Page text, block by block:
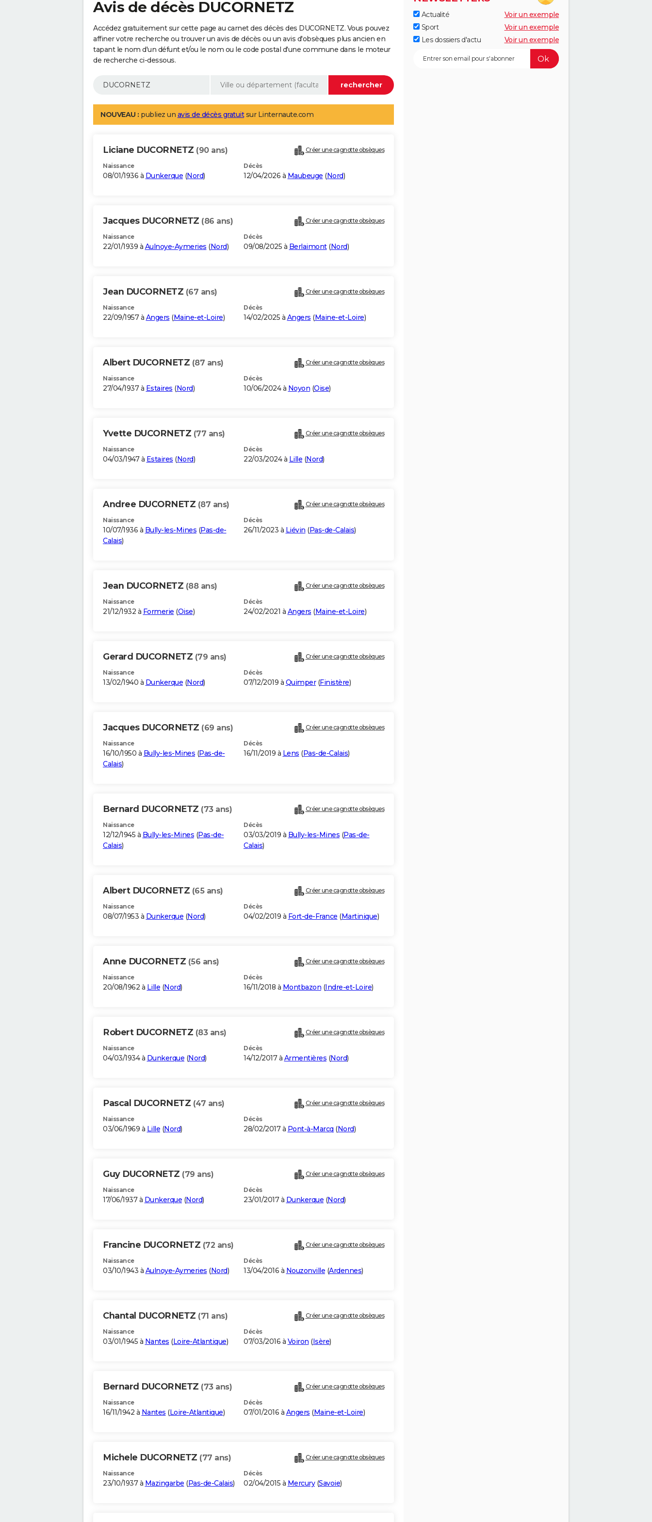
Avis de décès DUCORNETZ
Accédez gratuitement sur cette page au carnet des décès des DUCORNETZ. Vous pouvez
affiner votre recherche ou trouver un avis de décès ou un avis d'obsèques plus ancien en
tapant le nom d'un défunt et/ou le nom ou le code postal d'une commune dans le moteur
de recherche ci-dessous.
NOUVEAU : publiez un avis de décès gratuitsur Linternaute.com
Liciane DUCORNETZ (90 ans) Créer une cagnotte obsèques
Naissance
08/01/1936 à Dunkerque (Nord)
Décès
12/04/2026 à Maubeuge (Nord)
Jacques DUCORNETZ (86 ans) Créer une cagnotte obsèques
Naissance
22/01/1939 à Aulnoye-Aymeries (Nord)
Décès
09/08/2025 à Berlaimont(Nord)
Jean DUCORNETZ (67 ans) Créer une cagnotte obsèques
Naissance
22/09/1957 à Angers (Maine-et-Loire)
Décès
14/02/2025 à Angers (Maine-et-Loire)
Albert DUCORNETZ (87 ans) Créer une cagnotte obsèques
Naissance
27/04/1937 à Estaires (Nord)
Décès
10/06/2024 à Noyon (Oise)
Yvette DUCORNETZ (77 ans) Créer une cagnotte obsèques
Naissance
04/03/1947 à Estaires (Nord)
Décès
22/03/2024 à Lille (Nord)
Andree DUCORNETZ (87 ans) Créer une cagnotte obsèques
Naissance
10/07/1936 à Bully-les-Mines (Pas-de-
Calais)
Décès
26/11/2023 à Liévin (Pas-de-Calais)
Jean DUCORNETZ (88 ans) Créer une cagnotte obsèques
Naissance
21/12/1932 à Formerie (Oise)
Décès
24/02/2021 à Angers (Maine-et-Loire)
Gerard DUCORNETZ (79 ans) Créer une cagnotte obsèques
Naissance
13/02/1940 à Dunkerque (Nord)
Décès
07/12/2019 à Quimper(Finistère)
Jacques DUCORNETZ (69 ans) Créer une cagnotte obsèques
Naissance
16/10/1950 à Bully-les-Mines (Pas-de-
Calais)
Décès
16/11/2019 à Lens (Pas-de-Calais)
Bernard DUCORNETZ (73 ans) Créer une cagnotte obsèques
Naissance
12/12/1945 à Bully-les-Mines (Pas-de-
Calais)
Décès
03/03/2019 à Bully-les-Mines (Pas-de-
Calais)
Albert DUCORNETZ (65 ans) Créer une cagnotte obsèques
Naissance
08/07/1953 à Dunkerque (Nord)
Décès
04/02/2019 à Fort-de-France (Martinique)
Anne DUCORNETZ (56 ans) Créer une cagnotte obsèques
Naissance
20/08/1962 à Lille (Nord)
Décès
16/11/2018 à Montbazon (Indre-et-Loire)
Robert DUCORNETZ (83 ans) Créer une cagnotte obsèques
Naissance
04/03/1934 à Dunkerque (Nord)
Décès
14/12/2017 à Armentières (Nord)
Pascal DUCORNETZ (47 ans) Créer une cagnotte obsèques
Naissance
03/06/1969 à Lille (Nord)
Décès
28/02/2017 à Pont-à-Marcq (Nord)
Guy DUCORNETZ (79 ans) Créer une cagnotte obsèques
Naissance
17/06/1937 à Dunkerque (Nord)
Décès
23/01/2017 à Dunkerque (Nord)
Francine DUCORNETZ (72 ans) Créer une cagnotte obsèques
Naissance
03/10/1943 à Aulnoye-Aymeries (Nord)
Décès
13/04/2016 à Nouzonville (Ardennes)
Chantal DUCORNETZ (71 ans) Créer une cagnotte obsèques
Naissance
03/01/1945 à Nantes (Loire-Atlantique)
Décès
07/03/2016 à Voiron (Isère)
Bernard DUCORNETZ (73 ans) Créer une cagnotte obsèques
Naissance
16/11/1942 à Nantes (Loire-Atlantique)
Décès
07/01/2016 à Angers (Maine-et-Loire)
Michele DUCORNETZ (77 ans) Créer une cagnotte obsèques
Naissance
23/10/1937 à Mazingarbe (Pas-de-Calais)
Décès
02/04/2015 à Mercury(Savoie)
Actualité
Voir un exemple
Sport
Voir un exemple
Les dossiers d'actu
Voir un exemple